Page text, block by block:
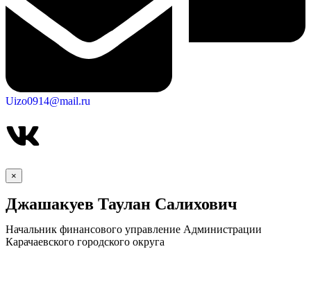
Uizo0914@mail.ru
×
Джашакуев Таулан Салихович
Начальник финансового управление Администрации
Карачаевского городского округа